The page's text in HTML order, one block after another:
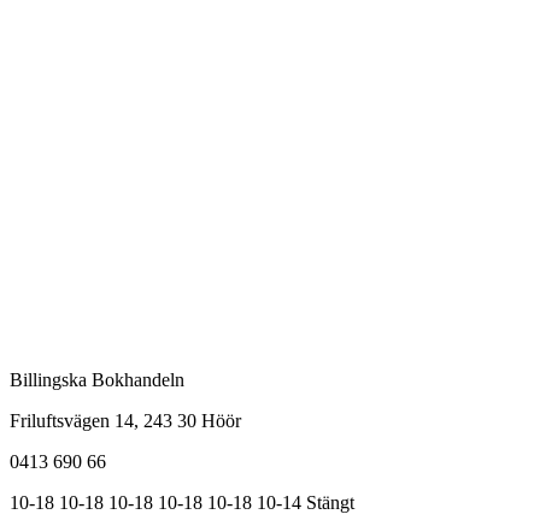
Billingska Bokhandeln
Friluftsvägen 14, 243 30 Höör
0413 690 66
10-18 10-18 10-18 10-18 10-18 10-14 Stängt